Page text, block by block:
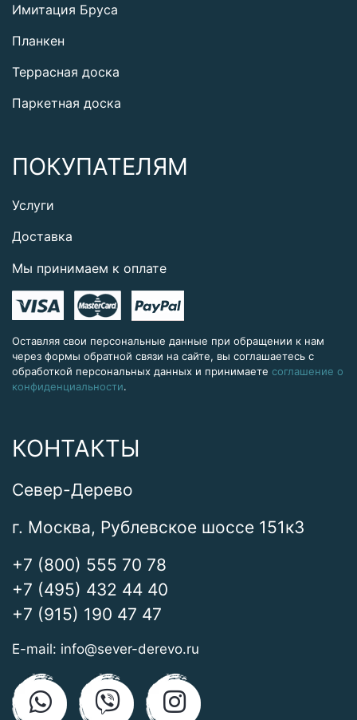
Имитация Бруса
Планкен
Террасная доска
Паркетная доска
ПОКУПАТЕЛЯМ
Услуги
Доставка
Мы принимаем к оплате
Оставляя свои персональные данные при обращении к нам
через формы обратной связи на сайте, вы соглашаетесь с
обработкой персональных данных и принимаете соглашение о
конфиденциальности.
КОНТАКТЫ
Север-Дерево
г. Москва, Рублевское шоссе 151к3
+7 (800) 555 70 78
+7 (495) 432 44 40
+7 (915) 190 47 47
E-mail: info@sever-derevo.ru